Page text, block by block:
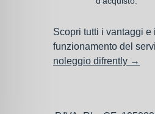
Scopri tutti i vantaggi e il
funzionamento del
noleggio difrently →